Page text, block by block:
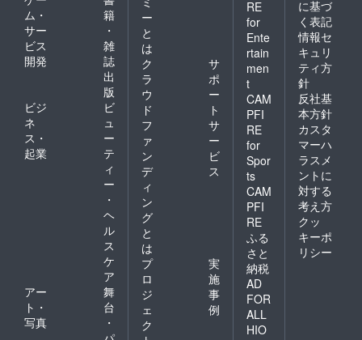
ム・
サー
ビス
開発
籍
・
雑
誌
出
版
ビジ
ネ
ス・
起業
ビ
ュ
ー
テ
ィ
ー
・
ヘ
ル
ス
ケ
ア
アー
ト・
写真
舞
台
・
ー
と
は
ク
ラ
ウ
ド
フ
ァ
ン
デ
ィ
ン
グ
と
は
サ
ポ
ー
ト
サ
ー
ビ
ス
プ
ロ
ジ
ェ
ク
実
施
事
例
RE
for
Ente
rtain
men
t
CAM
PFI
RE
for
Spor
ts
CAM
PFI
RE
ふる
さと
納税
AD
FOR
ALL
HIO
に基づ
く表記
情報セ
キュリ
ティ方
針
反社基
本方針
カスタ
マーハ
ラスメ
ントに
対する
考え方
クッ
キーポ
リシー